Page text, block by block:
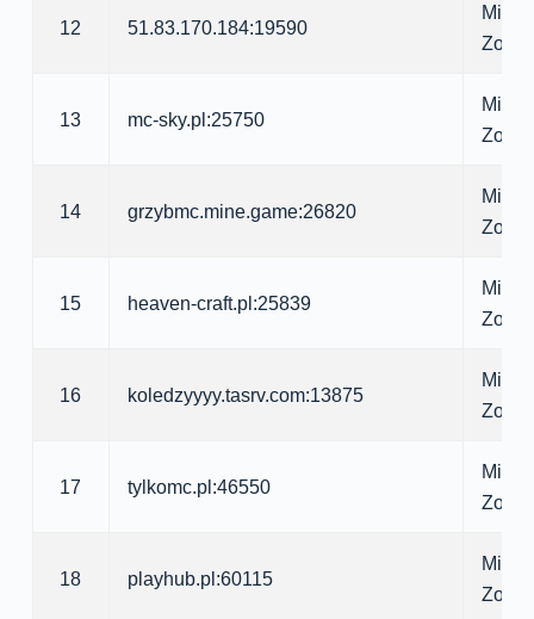
12 51.83.170.184:19590
13 mc-sky.pl:25750
14 grzybmc.mine.game:26820
15 heaven-craft.pl:25839
16 koledzyyyy.tasrv.com:13875
17 tylkomc.pl:46550
18 playhub.pl:60115